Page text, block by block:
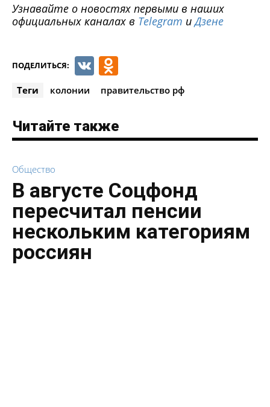
Узнавайте о новостях первыми в наших
официальных каналах в Telegram иДзене
ПОДЕЛИТЬСЯ: VK
Теги колонии правительство рф
Читайте также
Общество
В августе Соцфонд
пересчитал пенсии
нескольким категориям
россиян